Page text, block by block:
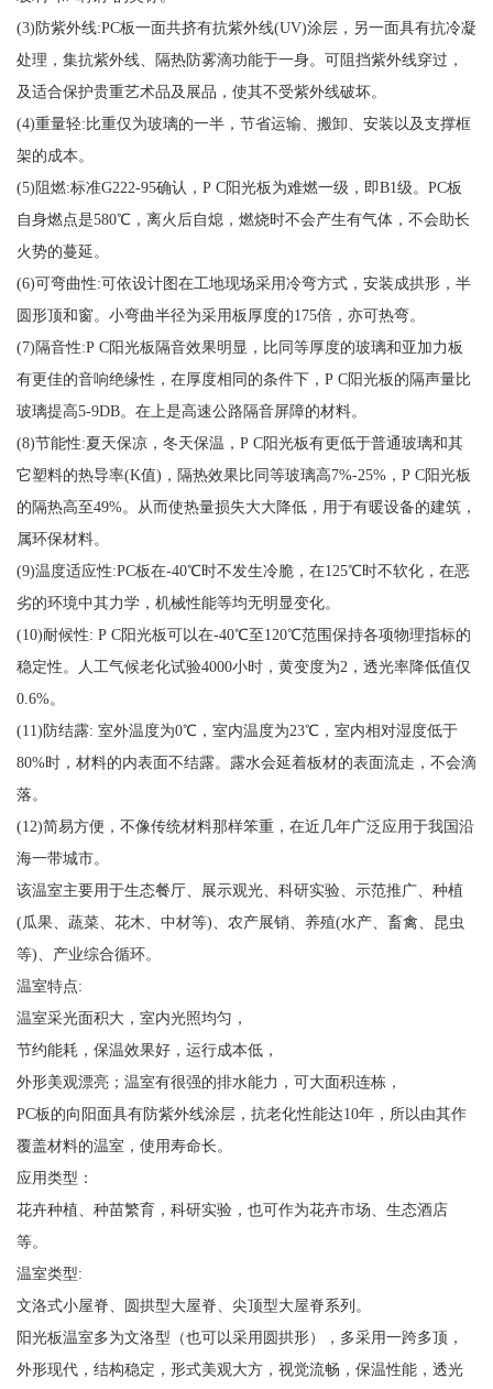
(3)防紫外线:PC板一面共挤有抗紫外线(UV)涂层，另一面具有抗冷凝
处理，集抗紫外线、隔热防雾滴功能于一身。可阻挡紫外线穿过，
及适合保护贵重艺术品及展品，使其不受紫外线破坏。
(4)重量轻:比重仅为玻璃的一半，节省运输、搬卸、安装以及支撑框
架的成本。
(5)阻燃:标准G222-95确认，P C阳光板为难燃一级，即B1级。PC板
自身燃点是580℃，离火后自熄，燃烧时不会产生有气体，不会助长
火势的蔓延。
(6)可弯曲性:可依设计图在工地现场采用冷弯方式，安装成拱形，半
圆形顶和窗。小弯曲半径为采用板厚度的175倍，亦可热弯。
(7)隔音性:P C阳光板隔音效果明显，比同等厚度的玻璃和亚加力板
有更佳的音响绝缘性，在厚度相同的条件下，P C阳光板的隔声量比
玻璃提高5-9DB。在上是高速公路隔音屏障的材料。
(8)节能性:夏天保凉，冬天保温，P C阳光板有更低于普通玻璃和其
它塑料的热导率(K值)，隔热效果比同等玻璃高7%-25%，P C阳光板
的隔热高至49%。从而使热量损失大大降低，用于有暖设备的建筑，
属环保材料。
(9)温度适应性:PC板在-40℃时不发生冷脆，在125℃时不软化，在恶
劣的环境中其力学，机械性能等均无明显变化。
(10)耐候性: P C阳光板可以在-40℃至120℃范围保持各项物理指标的
稳定性。人工气候老化试验4000小时，黄变度为2，透光率降低值仅
0.6%。
(11)防结露: 室外温度为0℃，室内温度为23℃，室内相对湿度低于
80%时，材料的内表面不结露。露水会延着板材的表面流走，不会滴
落。
(12)简易方便，不像传统材料那样笨重，在近几年广泛应用于我国沿
海一带城市。
该温室主要用于生态餐厅、展示观光、科研实验、示范推广、种植
(瓜果、蔬菜、花木、中材等)、农产展销、养殖(水产、畜禽、昆虫
等)、产业综合循环。
温室特点:
温室采光面积大，室内光照均匀，
节约能耗，保温效果好，运行成本低，
外形美观漂亮；温室有很强的排水能力，可大面积连栋，
PC板的向阳面具有防紫外线涂层，抗老化性能达10年，所以由其作
覆盖材料的温室，使用寿命长。
应用类型：
花卉种植、种苗繁育，科研实验，也可作为花卉市场、生态酒店
等。
温室类型:
文洛式小屋脊、圆拱型大屋脊、尖顶型大屋脊系列。
阳光板温室多为文洛型（也可以采用圆拱形），多采用一跨多顶，
外形现代，结构稳定，形式美观大方，视觉流畅，保温性能，透光